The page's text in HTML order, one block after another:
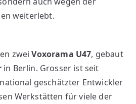
weiterlebt.
zweiVoxorama U47, gebaut
in Berlin. Grosser ist seit
geschätzter Entwickler
Werkstätten für viele der